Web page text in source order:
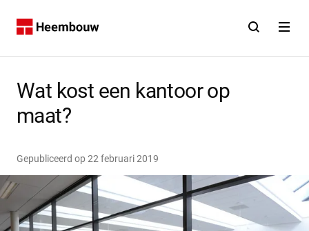
Home Open Open
Contact
Wat kost een kantoor op
maat?
Gepubliceerd op 22 februari 2019